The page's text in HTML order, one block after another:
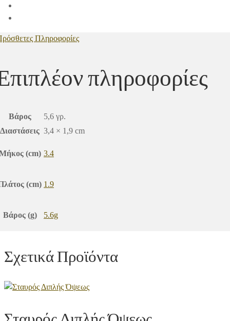
Πληροφορίες
πληροφορίες
Βάρος
5,6 γρ.
Διαστάσεις 3,4 × 1,9 cm
(cm) 3.4
(cm) 1.9
Βάρος (g) 5.6g
Σχετικά Προϊόντα